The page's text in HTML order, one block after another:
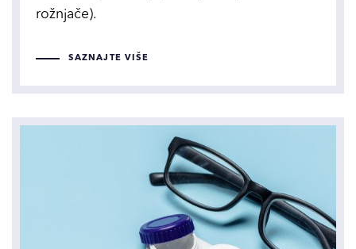
rožnjače).
SAZNAJTE VIŠE